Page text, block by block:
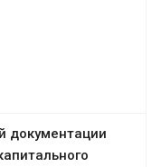
документации